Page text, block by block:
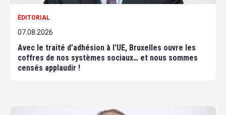
ÉDITORIAL
07.08.2026
Avec le traité d’adhésion à l'UE, Bruxelles ouvre les
coffres de nos systèmes sociaux… et nous sommes
censés applaudir !